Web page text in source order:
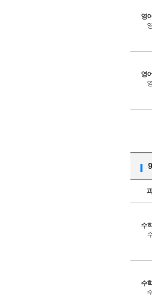
영
영
수
수